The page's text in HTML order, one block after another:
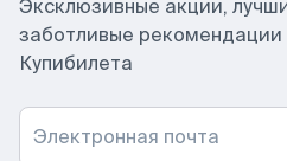
Эксклюзивные акции,
заботливые рекомендации
Купибилета
Электронная почта